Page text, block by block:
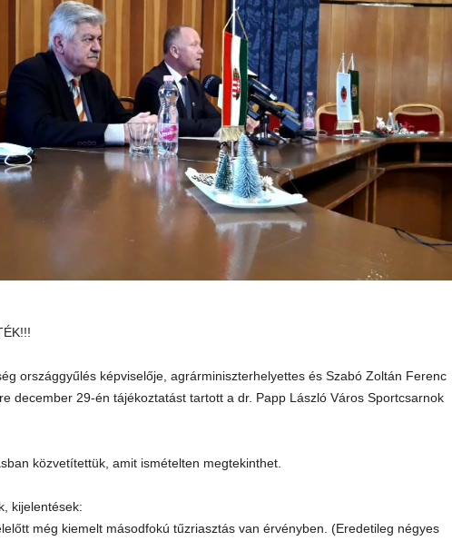
országgyűlés képviselője, agrárminiszterhelyettes és Szabó Zoltán Ferenc
december 29-én tájékoztatást tartott a dr. Papp László Város Sportcsarnok
közvetítettük, amit ismételten megtekinthet.
kijelentések:
még kiemelt másodfokú tűzriasztás van érvényben. (Eredetileg négyes